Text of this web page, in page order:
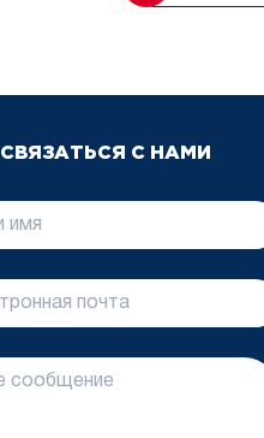
СВЯЗАТЬСЯ С НАМИ